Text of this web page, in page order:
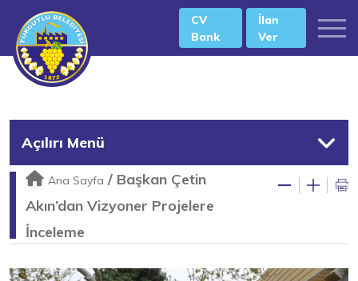
CV
Bank
İlan
Ver
Açılırı Menü
Ana Sayfa / Başkan Çetin
Akın’dan Vizyoner Projelere
İnceleme